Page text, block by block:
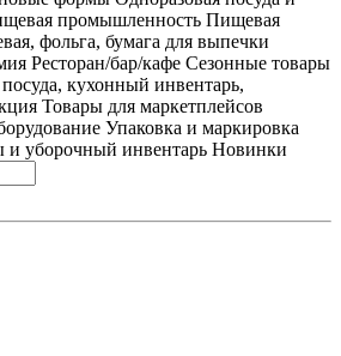
промышленность Пищевая
фольга, бумага для выпечки
Ресторан/бар/кафе Сезонные товары
кухонный инвентарь,
Товары для маркетплейсов
Упаковка и маркировка
и уборочный инвентарь Новинки